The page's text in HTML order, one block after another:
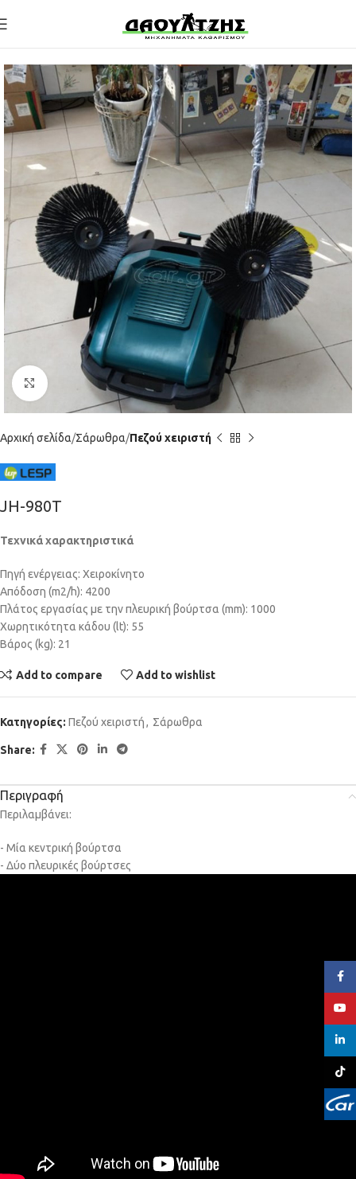
Click to enlarge
Αρχική σελίδα Σάρωθρα Πεζού χειριστή
JH-980T
Τεχνικά χαρακτηριστικά
Πηγή ενέργειας: Χειροκίνητο
Απόδοση (m2/h): 4200
Πλάτος εργασίας με την πλευρική βούρτσα (mm): 1000
Χωρητικότητα κάδου (lt): 55
Βάρος (kg): 21
Add to compare Add to wishlist
Κατηγορίες: Πεζού χειριστή, Σάρωθρα
Share:
Περιγραφή
Περιλαμβάνει:
- Μία κεντρική βούρτσα
- Δύο πλευρικές βούρτσες